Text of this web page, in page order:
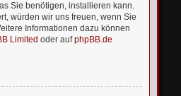
Sie benötigen, installieren kann.
würden wir uns freuen, wenn Sie
Informationen dazu können
Limited oder aufphpBB.de